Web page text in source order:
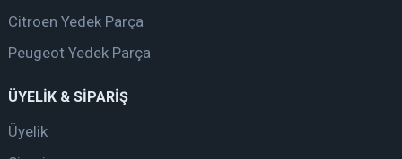
Citroen Yedek Parça
Peugeot Yedek Parça
ÜYELİK & SİPARİŞ
Üyelik